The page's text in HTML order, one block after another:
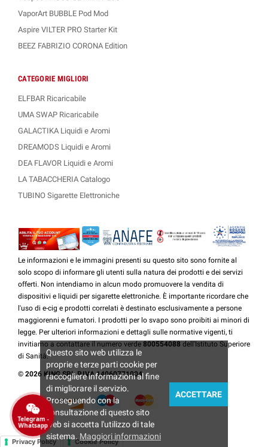
VaporArt BUBBLE Pod Mod
Aspire VILTER PRO Starter Kit
BEEZ FABRIZIO CORONA Edition
CATEGORIE MIGLIORI
ELFBAR Ricaricabile
UMA SWAP Ricaricabile
GALACTIKA Liquidi e Aromi
DREAMODS Liquidi e Aromi
DEA FLAVOR Liquidi e Aromi
LA TABACCHERIA Catalogo
TUBINO Sigarette Elettroniche
Le informazioni e le immagini presenti su questo sito sono fornite al
solo scopo di informare gli utenti sulla natura dei prodotti e dei servizi
offerti. Non intendiamo in alcun modo promuovere la vendita di
dispositivi e liquidi per sigarette elettroniche. È importante ricordare che
l'uso di e-cig e prodotti correlati è destinato esclusivamente a persone
maggiorenni e fumatori. I prodotti per lo svapo sono proibiti ai minori di
legge. Per ulteriori informazioni e dettagli sulle normative vigenti, ti
invitiamo a contattare il numero verde 800554088 dell'Istituto Superiore
di Sanità.
© 2026 KING SRL P.IVA 14060771004
Questo sito web utilizza le
proprie e terze parti cookie per
raccogliere informazioni al fine
di migliorare il servizio.
Proseguendo con la
consultazione di questo sito
web si accetta l'utilizzo di tale
sistema. Maggiori informazioni
ACCETTARE
Privacy Policy Cookie Policy
Telegram -
Whatsapp